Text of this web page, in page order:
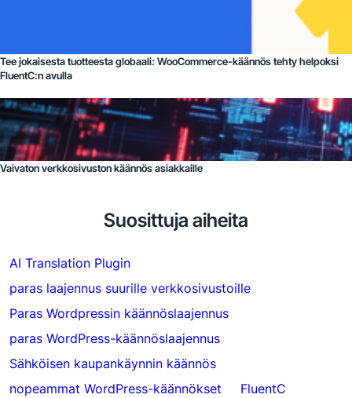
Tee jokaisesta tuotteesta globaali: WooCommerce-käännös tehty helpoksi
FluentC:n avulla
Vaivaton verkkosivuston käännös asiakkaille
Suosittuja aiheita
AI Translation Plugin
paras laajennus suurille verkkosivustoille
Paras Wordpressin käännöslaajennus
paras WordPress-käännöslaajennus
Sähköisen kaupankäynnin käännös
nopeammat WordPress-käännökset
FluentC